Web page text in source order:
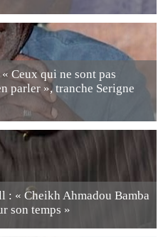
Ceux qui ne sont pas
parler », tranche Serigne
: « Cheikh Ahmadou Bamba
son temps »